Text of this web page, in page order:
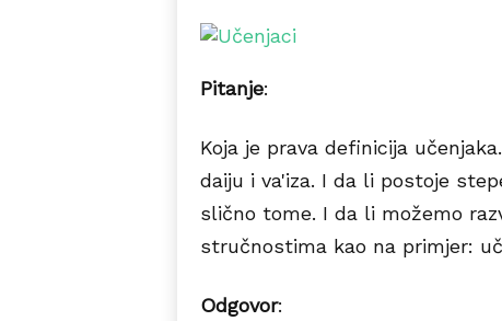
ž
Pitanje:
Koja je prava definicija
daiju i va'iza. I da li postoje
slično tome. I da li možemo
stručnostima kao na primjer:
Odgovor: